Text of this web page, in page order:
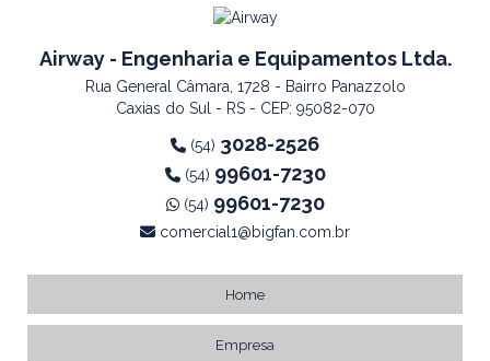
Airway - Engenharia e Equipamentos Ltda.
Rua General Câmara, 1728 - Bairro Panazzolo
Caxias do Sul - RS - CEP: 95082-070
(54) 3028-2526
(54) 99601-7230
(54) 99601-7230
comercial1@bigfan.com.br
Home
Empresa